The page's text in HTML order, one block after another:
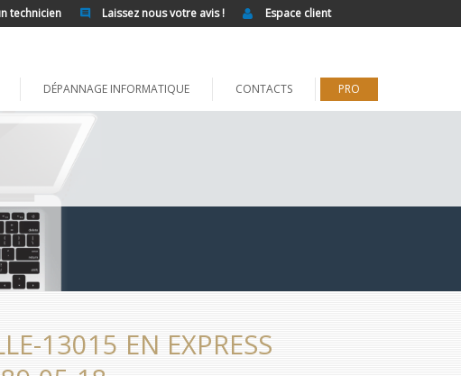
Espace client
Laissez nous votre avis !
technicien
DÉPANNAGE INFORMATIQUE CONTACTS PRO
13015 EN EXPRESS